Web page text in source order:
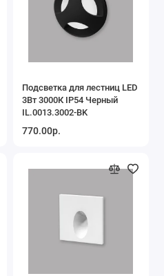
Подсветка для лестниц LED
3Вт 3000К IP54 Черный
IL.0013.3002-BK
770.00р.